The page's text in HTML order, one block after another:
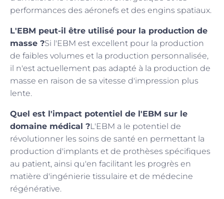
performances des aéronefs et des engins spatiaux.
L'EBM peut-il être utilisé pour la production de
masse ?Si l'EBM est excellent pour la production
de faibles volumes et la production personnalisée,
il n'est actuellement pas adapté à la production de
masse en raison de sa vitesse d'impression plus
lente.
Quel est l'impact potentiel de l'EBM sur le
domaine médical ?L'EBM a le potentiel de
révolutionner les soins de santé en permettant la
production d'implants et de prothèses spécifiques
au patient, ainsi qu'en facilitant les progrès en
matière d'ingénierie tissulaire et de médecine
régénérative.